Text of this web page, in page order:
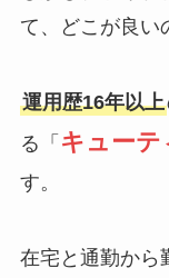
て、どこが良い
運用歴16年以上
る「 キューテ
す。
在宅と通勤から